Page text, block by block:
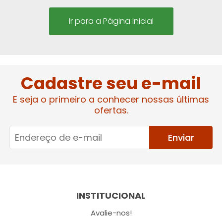
Ir para a Página Inicial
Cadastre seu e-mail
E seja o primeiro a conhecer nossas últimas
ofertas.
Enviar
INSTITUCIONAL
Avalie-nos!